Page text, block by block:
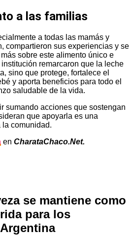
a las familias
a todas las mamás y
compartieron sus experiencias y se
sobre este alimento único e
remarcaron que la leche
sino que protege, fortalece el
y aporta beneficios para todo el
saludable de la vida.
sumando acciones que sostengan
que apoyarla es una
comunidad.
en CharataChaco.Net.
se mantiene como
para los